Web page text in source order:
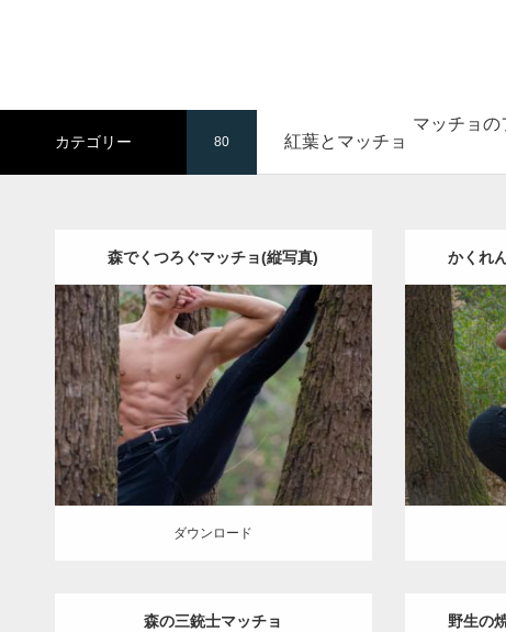
マッチョの
カテゴリー 80 紅葉とマッチョ
森でくつろぐマッチョ(縦写真)
Update:2022.01.20
Category:紅葉とマッチョ
kaichan
AKIHITO(細マッチョ)
腹筋
ダウンロード
ダウンロード
かくれ
ダウンロー
森の三銃士マッチョ 野生の